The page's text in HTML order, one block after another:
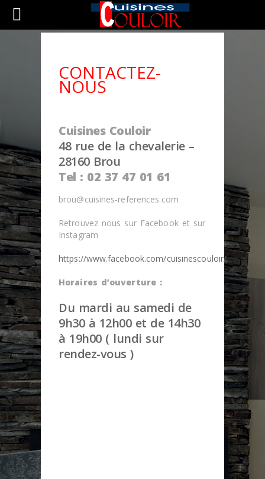
CONTACTEZ-
NOUS
Cuisines Couloir
48 rue de la chevalerie –
28160 Brou
Tel : 02 37 47 01 61
brou@cuisines-references.com
Retrouvez nous sur Facebook et sur
Instagram
https://www.facebook.com/cuisinescouloir/
Horaires d’ouverture :
Du mardi au samedi de
9h30 à 12h00 et de 14h30
à 19h00 ( lundi sur
rendez-vous )